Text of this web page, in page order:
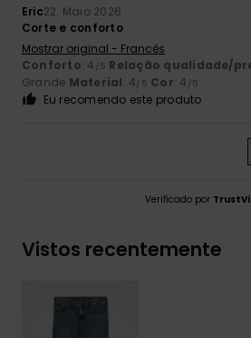
Eric22. Maio 2026
Corte e conforto
Mostrar original - Francês
Conforto: 4 /5 Relação qualidade/
Grande Material: 4/5 Cor: 4 /5
Eu recomendo este produto
Verificado por
Vistos recentemente